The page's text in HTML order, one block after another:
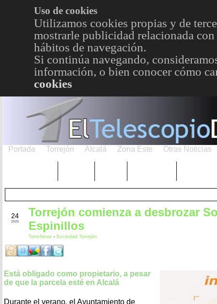
Uso de cookies
Utilizamos cookies propias y de
mostrarle publicidad relacionada
hábitos de navegación.
Si continúa navegando,
información, o bien conocer cómo
cookies
Portada Torrejón Alcalá Zona Este Otras Noticias
24
2025
Torrejón comienza a desbrozar
Espinillos
TorreNews - Sociedad Torrejón
Está obligado como propietario, a pesar
de que la parcela esté en Alcalá
Durante el verano, el Ayuntamiento de